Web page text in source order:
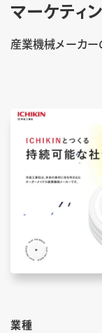
マーケティ
産業機械メーカー
業種